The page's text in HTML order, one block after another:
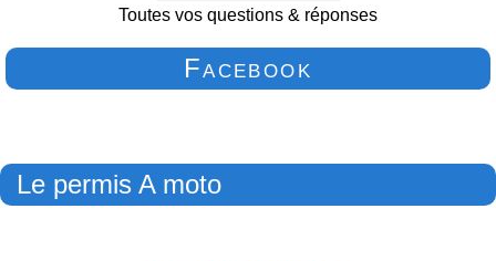
Toutes vos questions & réponses
Facebook
Le permis A moto